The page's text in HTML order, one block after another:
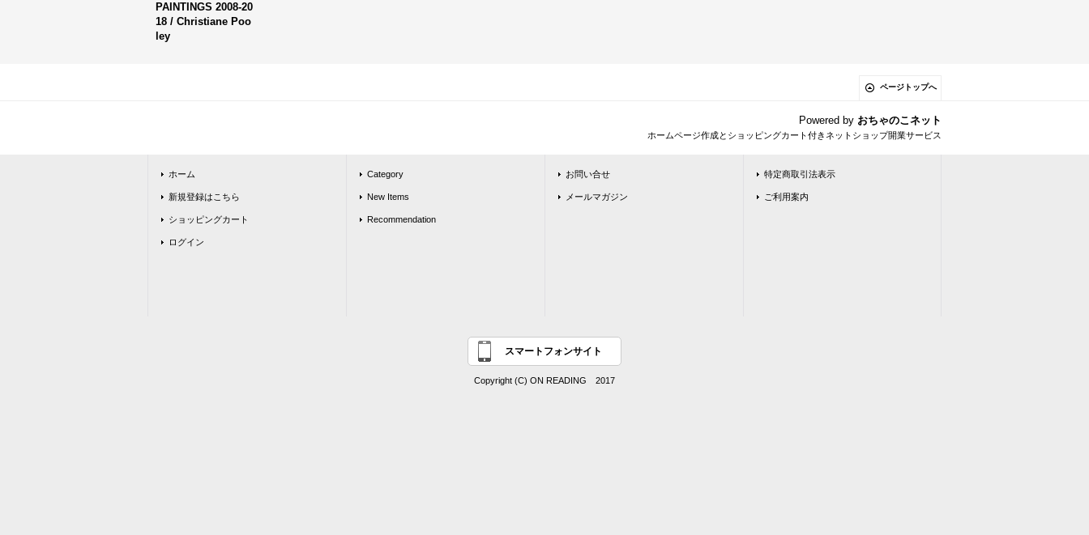
PAINTINGS 2008-20
18 / Christiane Poo
ley
ページトップへ
Powered by おちゃのこネット
ホームページ作成とショッピングカート付きネットショップ開業サービス
ホーム
新規登録はこちら
ショッピングカート
ログイン
Category
New Items
Recommendation
お問い合せ
メールマガジン
特定商取引法表示
ご利用案内
スマートフォンサイト
Copyright (C) ON READING 2017